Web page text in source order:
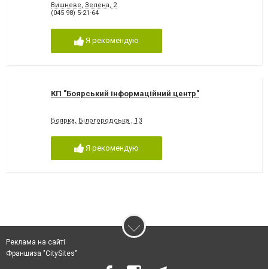
Вишневе, Зелена, 2
(045 98) 5-21-64
Я рекомендую
КП "Боярський інформаційний центр"
Боярка, Білогородська , 13
Я рекомендую
Реклама на сайті
Франшиза "CitySites"